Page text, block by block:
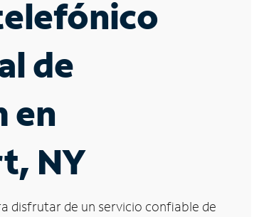
de
en
NY
disfrutar de un servicio confiable de